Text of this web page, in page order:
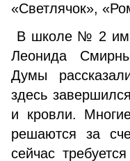
«Светлячок»,
В школе № 2 им.
Леонида
Думы
здесь
и кровли.
решаются за
сейчас